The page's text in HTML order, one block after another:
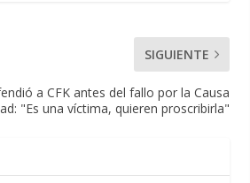
SIGUIENTE
a CFK antes del fallo por la Causa
"Es una víctima, quieren proscribirla"